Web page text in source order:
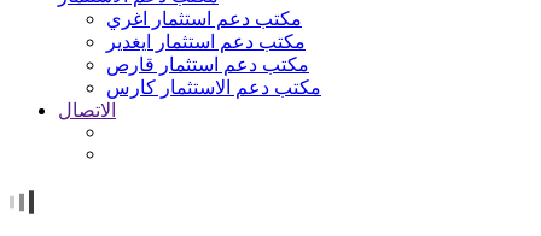
مكتب دعم استثمار اغري
مكتب دعم استثمار ايغدير
مكتب دعم استثمار قارص
مكتب دعم الاستثمار كارس
الاتصال